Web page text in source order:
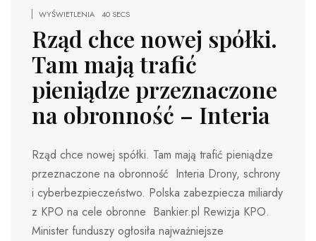
WYŚWIETLENIA
40 SECS
Rząd chce nowej spółki.
Tam mają trafić
pieniądze przeznaczone
na obronność – Interia
Rząd chce nowej spółki. Tam mają trafić pieniądze
przeznaczone na obronność Interia Drony, schrony
i cyberbezpieczeństwo. Polska zabezpiecza miliardy
z KPO na cele obronne Bankier.pl Rewizja KPO.
Minister funduszy ogłosiła najważniejsze